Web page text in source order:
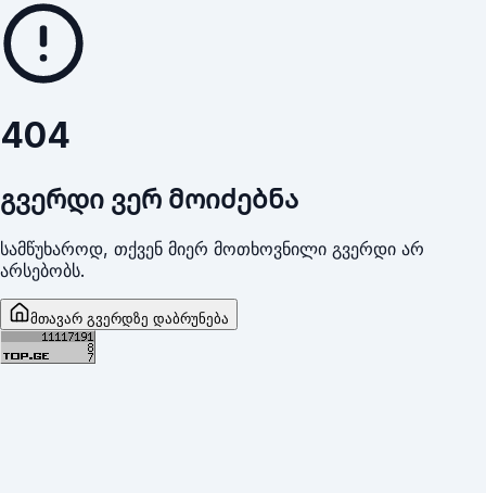
404
გვერდი ვერ მოიძებნა
სამწუხაროდ, თქვენ მიერ მოთხოვნილი გვერდი არ
არსებობს.
მთავარ გვერდზე დაბრუნება